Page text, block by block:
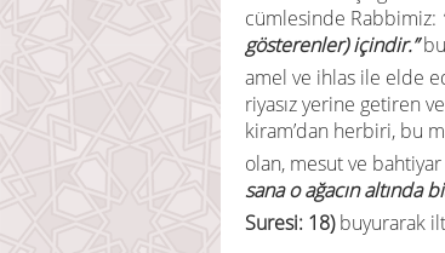
cümlesinde Rabbimiz:
gösterenler) içindir.”
amel ve ihlas ile elde
riyasız yerine getiren
kiram’dan herbiri, bu
olan, mesut ve
sana o ağacın altında
Suresi: 18)buyurarak